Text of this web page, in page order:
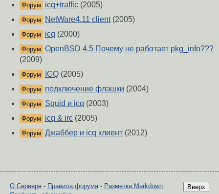
Форум icq+traffic (2005)
Форум NetWare4.11 client(2005)
Форум icq (2000)
Форум OpenBSD 4.5 Почему не работает pkg_info???
(2009)
Форум ICQ (2005)
Форум подключение флэшки (2004)
Форум Squid и icq (2003)
Форум icq & irc (2005)
Форум Джаббер и icq клиент (2012)
Вверх
О Сервере - Правила форума- Разметка Markdown